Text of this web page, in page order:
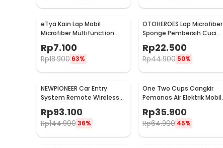
eTya Kain Lap Mobil
Microfiber Multifunction
H-10
Rp7.100
Rp18.900 63%
OTOHEROES Lap Microfiber
Sponge Pembersih Cuci
Rp22.500
Rp44.900 50%
NEWPIONEER Car Entry
System Remote Wireless
12V Door Lock Mobil - CK18
Rp93.100
Rp144.900 36%
One Two Cups Cangkir
Pemanas Air Elektrik Mobil
Travel Mug 450ml - NJ88
Rp35.900
Rp64.900 45%